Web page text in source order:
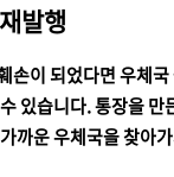
발행
손이 되었다면 우체
있습니다. 통장을 만
까운 우체국을 찾아